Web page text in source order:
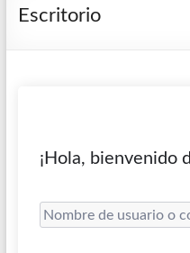
Escritorio
¡Hola, bienvenido